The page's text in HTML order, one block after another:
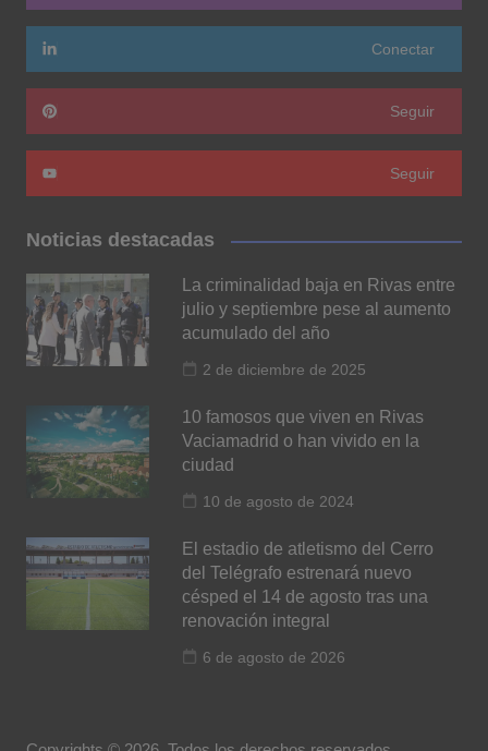
Conectar
Seguir
Seguir
Noticias destacadas
La criminalidad baja en Rivas entre
julio y septiembre pese al aumento
acumulado del año
2 de diciembre de 2025
10 famosos que viven en Rivas
Vaciamadrid o han vivido en la
ciudad
10 de agosto de 2024
El estadio de atletismo del Cerro
del Telégrafo estrenará nuevo
césped el 14 de agosto tras una
renovación integral
6 de agosto de 2026